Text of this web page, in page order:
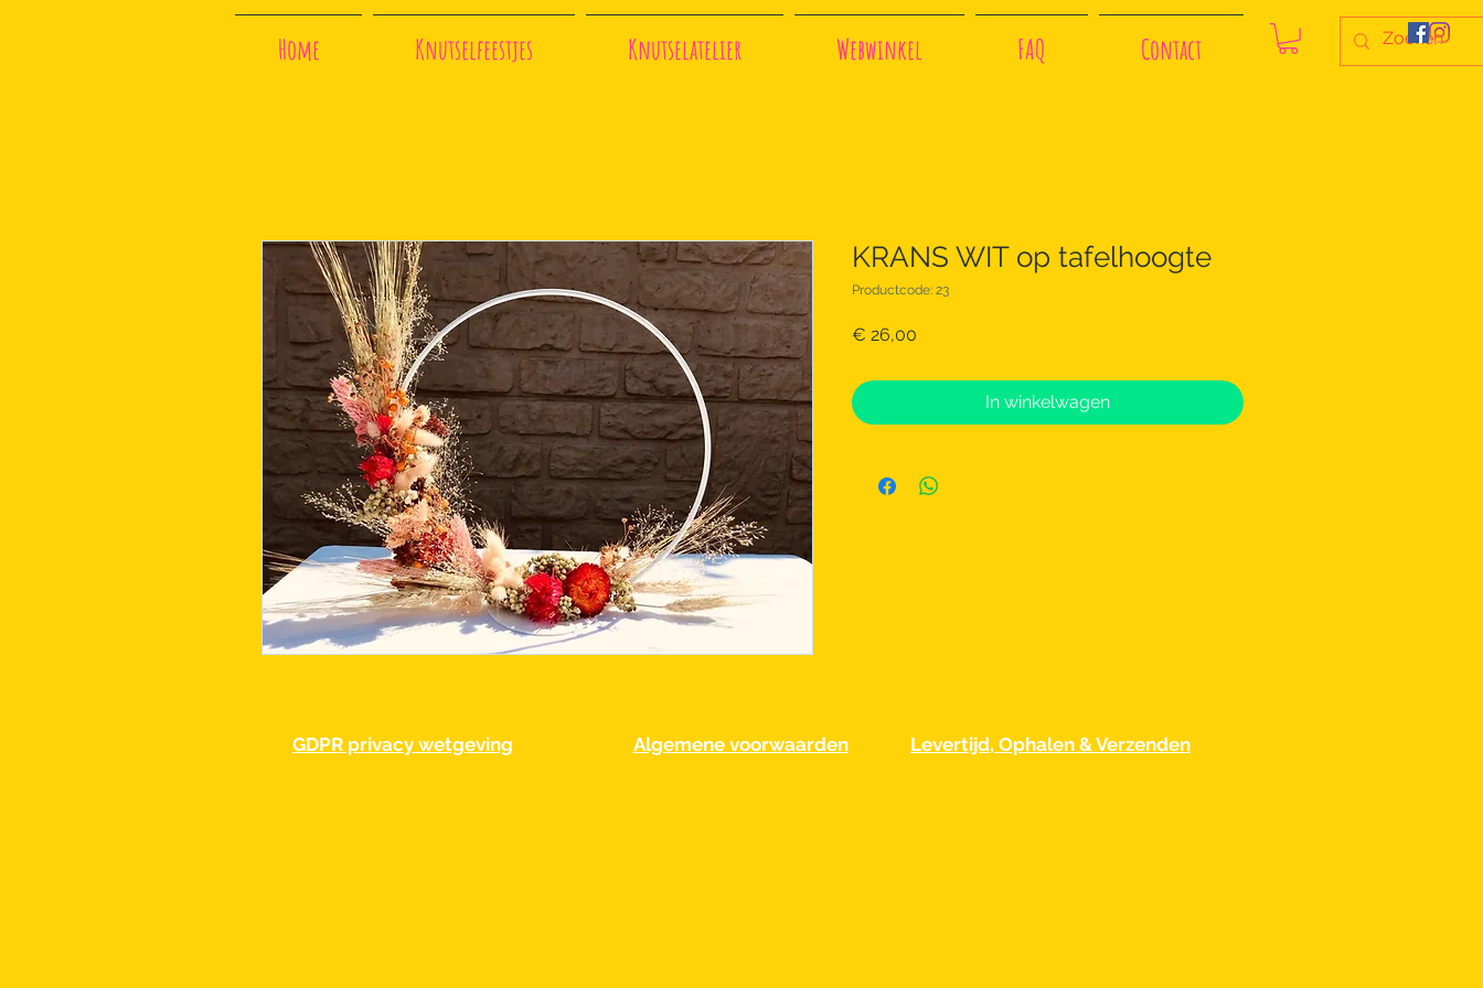
Home Knutselfeestjes Knutselatelier Webwinkel FAQ Contact
KRANS WIT op tafelhoogte
Productcode: 23
€ 26,00Prijs
In winkelwagen
GDPR privacy wetgeving Algemene voorwaarden Levertijd, Ophalen & Verzenden